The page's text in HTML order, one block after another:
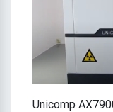
Unicomp